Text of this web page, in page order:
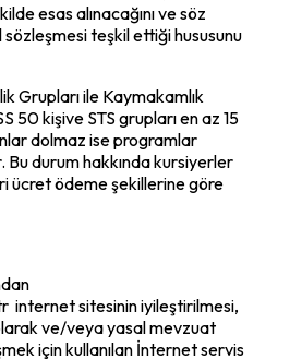
esas alınacağını ve söz
sözleşmesi teşkil ettiği hususunu
Grupları ile Kaymakamlık
50 kişive STS grupları en az 15
dolmaz ise programlar
durum hakkında kursiyerler
ücret ödeme şekillerine göre
internet sitesinin iyileştirilmesi,
ve/veya yasal mevzuat
için kullanılan İnternet servis